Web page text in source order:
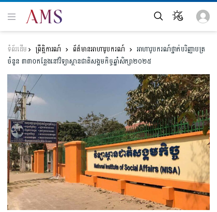
ព្រឹត្តិការណ៍ ព័ត៌មានអាហារូបករណ៍
អាហារូបករណ៍ថ្នាក់បរិញ្ញាបត្រ
ចំនួន ៣៣០កន្លែងនៅវិទ្យាស្ថានជាតិសង្គមកិច្ចឆ្នាំសិក្សា២០២៥